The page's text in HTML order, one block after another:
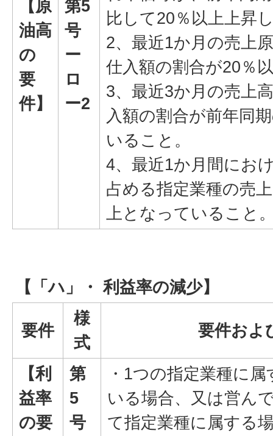
【原
油高
の
要
件】
第5
号
ー
ロ
ー2
比して20％以上上昇
2、最近1か月の売上
仕入額の割合が20％
3、最近3か月の売上
入額の割合が前年同
いること。
4、最近1か月間にお
占める指定業種の売
上となっていること
【「ハ」・ 利益率の減少】
要件
様
式
要件およ
【利
益率
の要
第
5
号
・1つの指定業種に
いる場合、又は営ん
て指定業種に属する